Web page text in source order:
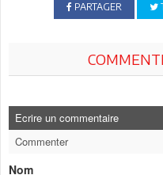
PARTAGER
Ecrire un commentaire
Commenter
Nom